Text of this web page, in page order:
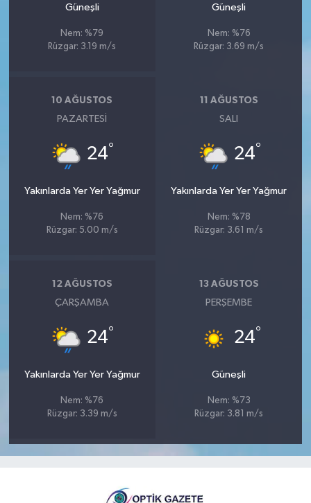
Güneşli
Nem: %79
Rüzgar: 3.19 m/s
Güneşli
Nem: %76
Rüzgar: 3.69 m/s
10 AĞUSTOS
PAZARTESI
24°
Yakınlarda Yer Yer Yağmur
Nem: %76
Rüzgar: 5.00 m/s
11 AĞUSTOS
SALI
24°
Yakınlarda Yer Yer Yağmur
Nem: %78
Rüzgar: 3.61 m/s
12 AĞUSTOS
ÇARŞAMBA
24°
Yakınlarda Yer Yer Yağmur
Nem: %76
Rüzgar: 3.39 m/s
13 AĞUSTOS
PERŞEMBE
24°
Güneşli
Nem: %73
Rüzgar: 3.81 m/s